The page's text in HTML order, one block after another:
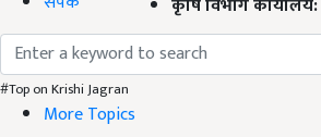
#Top on Krishi Jagran
More Topics
कृषि विभाग कार्यालय: